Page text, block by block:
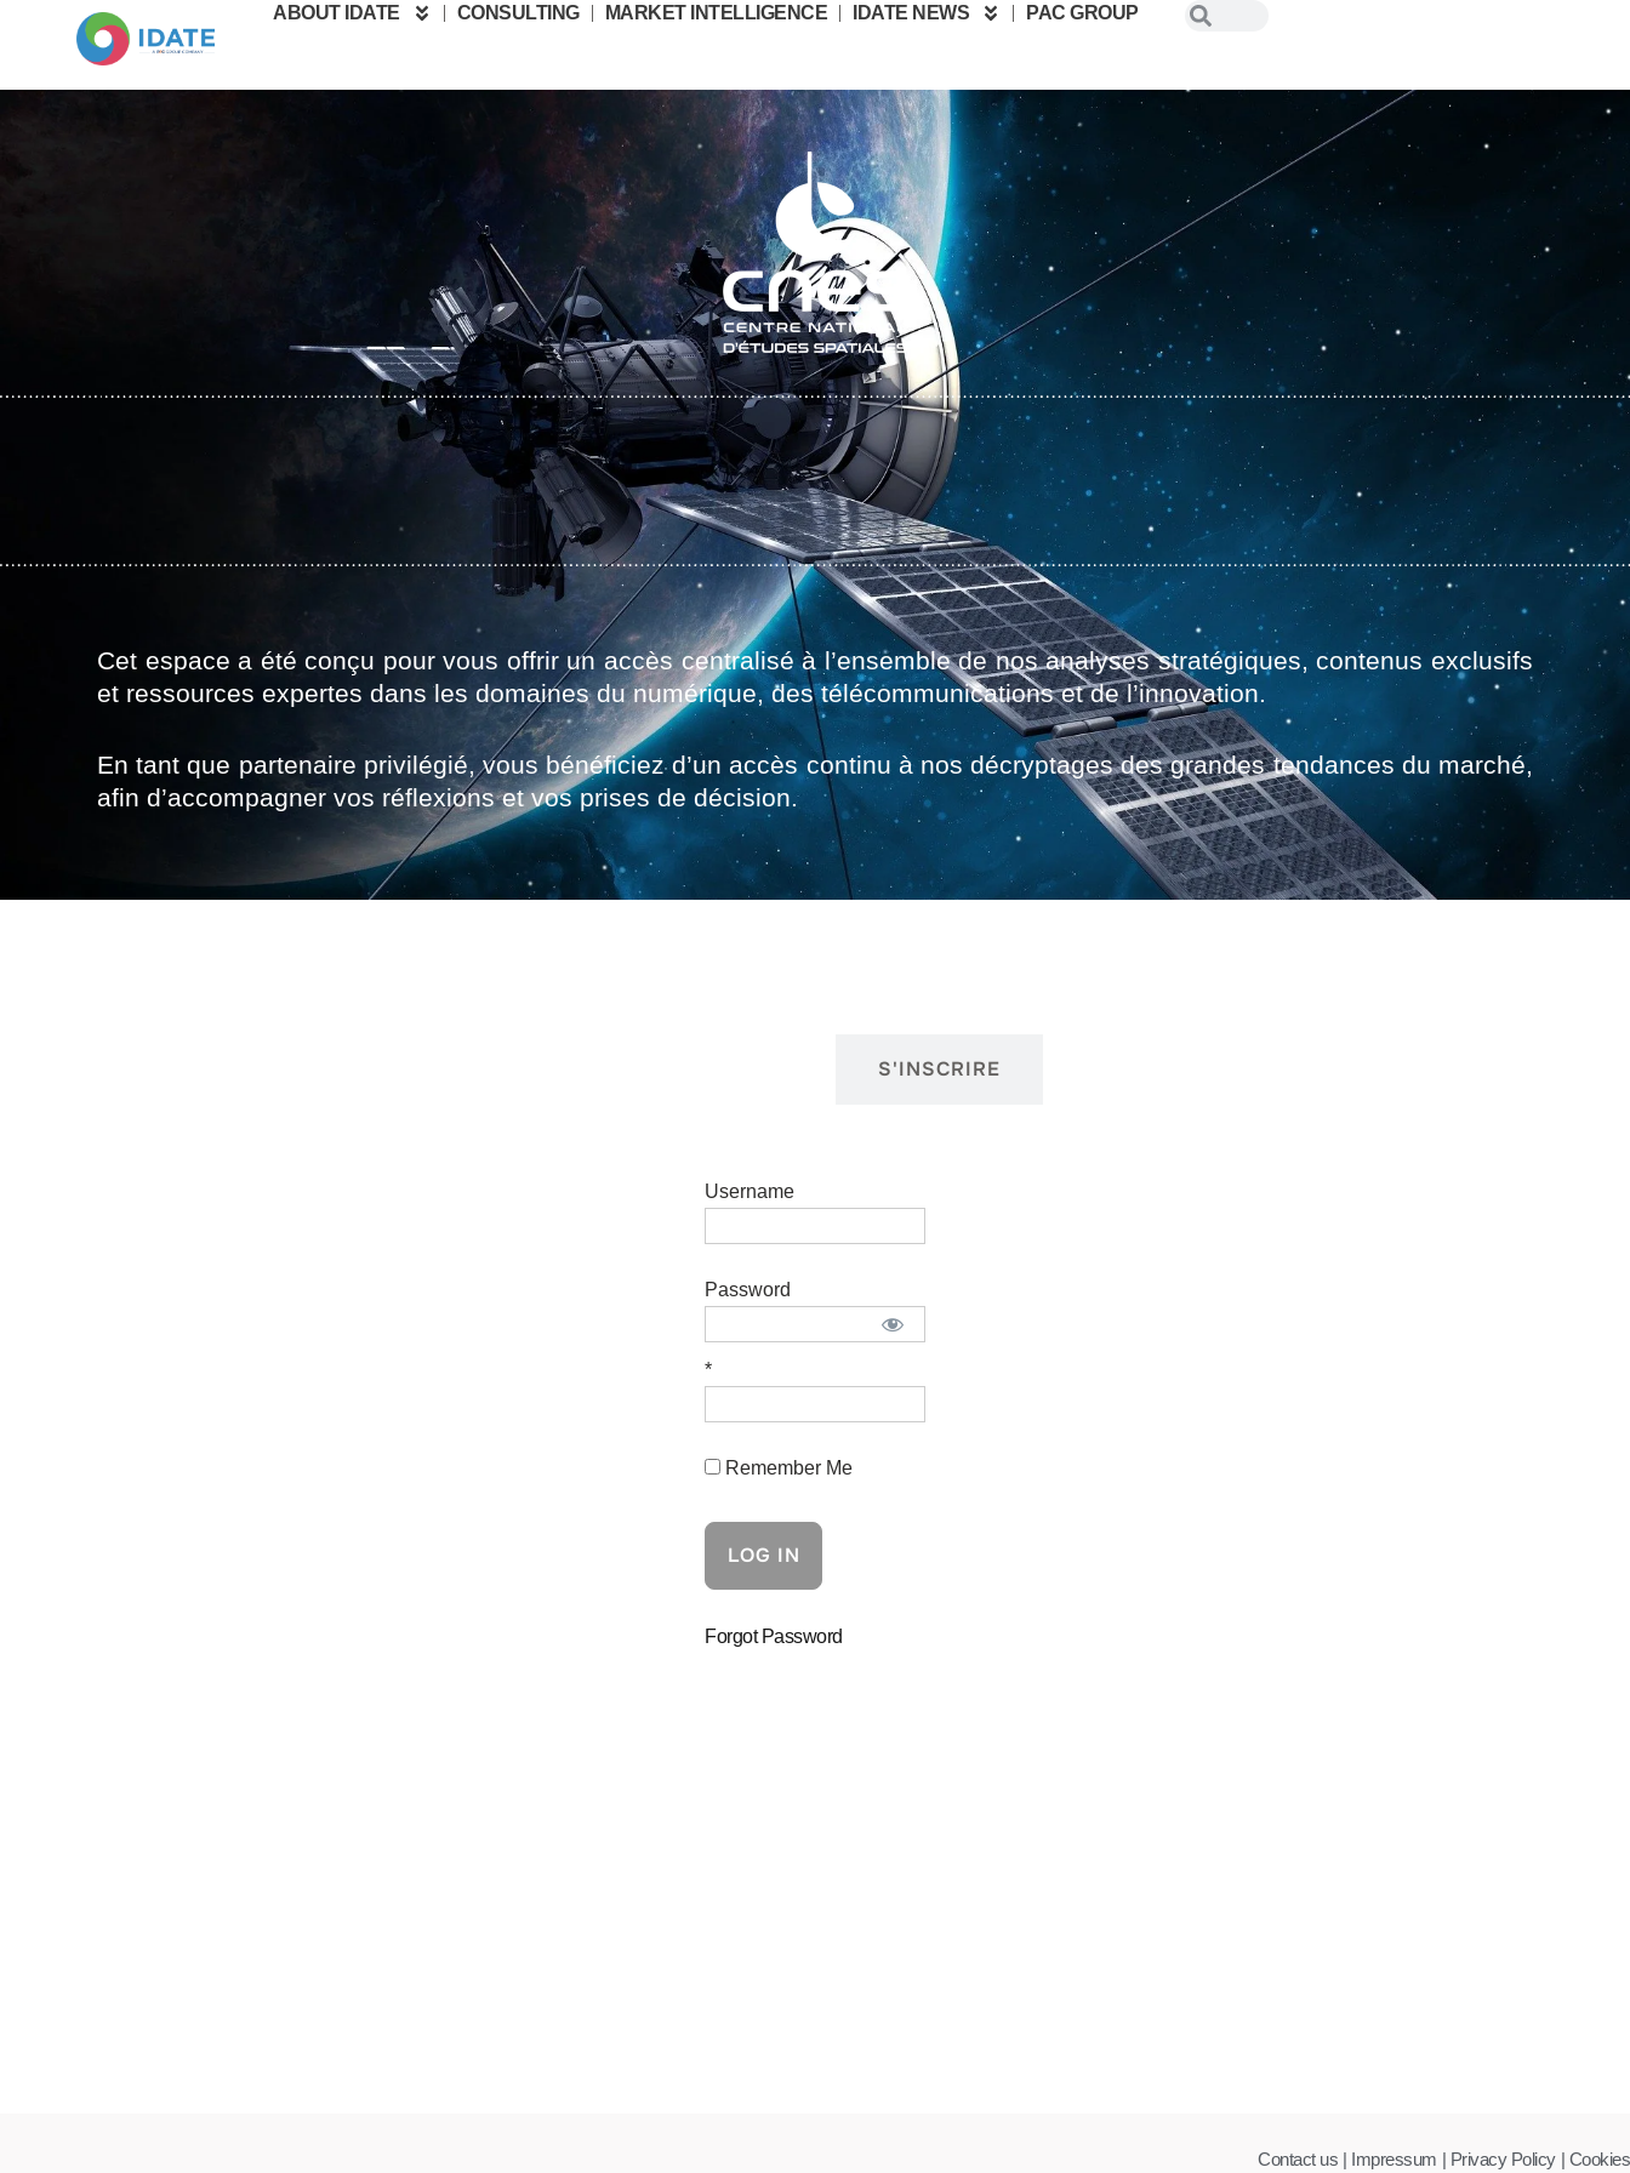
ABOUT IDATE CONSULTING MARKET INTELLIGENCE IDATE NEWS PAC GROUP
Cet espace a été conçu pour vous offrir un accès centralisé à l’ensemble de nos analyses stratégiques, contenus exclusifs
et ressources expertes dans les domaines du numérique, des télécommunications et de l’innovation.
En tant que partenaire privilégié, vous bénéficiez d’un accès continu à nos décryptages des grandes tendances du marché,
afin d’accompagner vos réflexions et vos prises de décision.
S'INSCRIRE
Username
Password
*
Remember Me
Forgot Password
| Cookies
| Privacy Policy
Impressum
Contact us |